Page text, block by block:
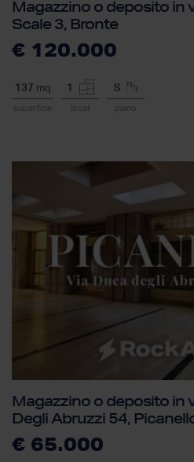
Magazzino o deposito in
Scale 3, Bronte
€ 120.000
137 mq
superficie
1
locali
S
piano
Magazzino o deposito in
Degli Abruzzi 54,
€ 65.000